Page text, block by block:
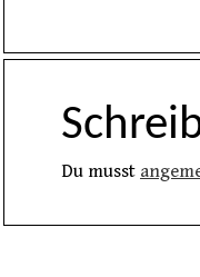
Du musst